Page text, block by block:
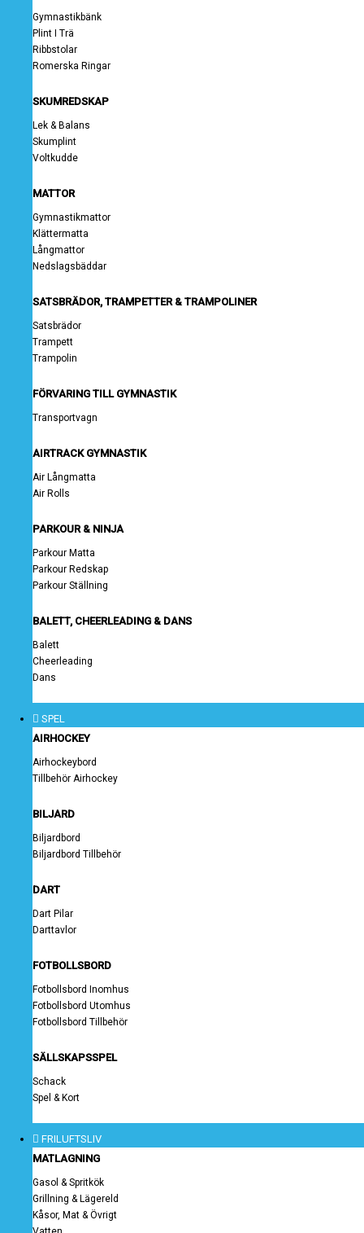
Gymnastikbänk
Plint I Trä
Ribbstolar
Romerska Ringar
SKUMREDSKAP
Lek & Balans
Skumplint
Voltkudde
MATTOR
Gymnastikmattor
Klättermatta
Långmattor
Nedslagsbäddar
SATSBRÄDOR, TRAMPETTER & TRAMPOLINER
Satsbrädor
Trampett
Trampolin
FÖRVARING TILL GYMNASTIK
Transportvagn
AIRTRACK GYMNASTIK
Air Långmatta
Air Rolls
PARKOUR & NINJA
Parkour Matta
Parkour Redskap
Parkour Ställning
BALETT, CHEERLEADING & DANS
Balett
Cheerleading
Dans
SPEL
AIRHOCKEY
Airhockeybord
Tillbehör Airhockey
BILJARD
Biljardbord
Biljardbord Tillbehör
DART
Dart Pilar
Darttavlor
FOTBOLLSBORD
Fotbollsbord Inomhus
Fotbollsbord Utomhus
Fotbollsbord Tillbehör
SÄLLSKAPSSPEL
Schack
Spel & Kort
FRILUFTSLIV
MATLAGNING
Gasol & Spritkök
Grillning & Lägereld
Kåsor, Mat & Övrigt